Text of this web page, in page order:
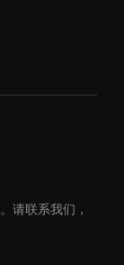
请联系我们，